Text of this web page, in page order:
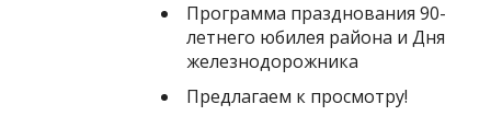
Программа празднования 90-
летнего юбилея района и Дня
железнодорожника
Предлагаем к просмотру!